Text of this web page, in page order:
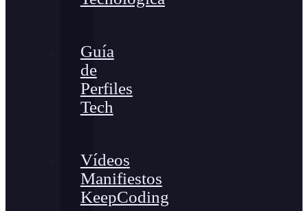
Guía
de
Perfiles
Tech
Vídeos
Manifiestos
KeepCoding